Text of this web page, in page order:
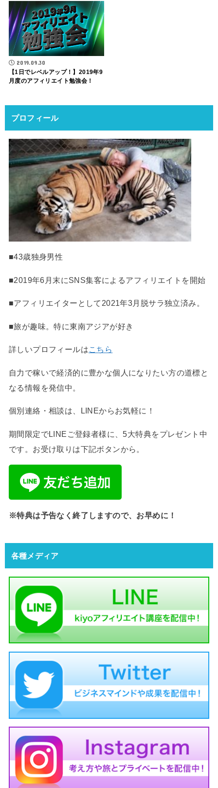
2019.09.30
【1日でレベルアップ！】2019年9
月度のアフィリエイト勉強会！
プロフィール
■43歳独身男性
■2019年6月末にSNS集客によるアフィリエイトを開始
■アフィリエイターとして2021年3月脱サラ独立済み。
■旅が趣味。特に東南アジアが好き
詳しいプロフィールはこちら
自力で稼いで経済的に豊かな個人になりたい方の道標と
なる情報を発信中。
個別連絡・相談は、LINEからお気軽に！
期間限定でLINEご登録者様に、5大特典をプレゼント中
です。お受け取りは下記ボタンから。
※特典は予告なく終了しますので、お早めに！
各種メディア